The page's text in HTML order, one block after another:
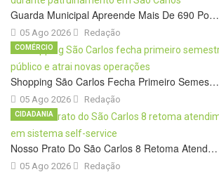
Guarda Municipal Apreende Mais De 690 Po…
05 Ago 2026 Redação
Shopping São Carlos Fecha Primeiro Semes…
05 Ago 2026
COMÉRCIO
Redação
Nosso Prato Do São Carlos 8 Retoma Atend…
05 Ago 2026
CIDADANIA
Redação